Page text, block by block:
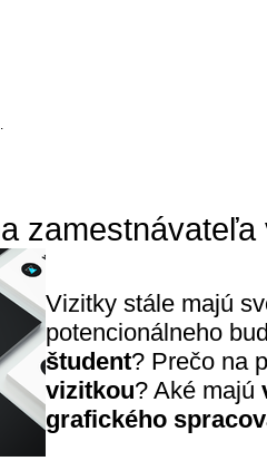
zamestnávateľa
Vizitky stále majú
potencionálneho
študent? Prečo na
vizitkou? Aké majú
grafického